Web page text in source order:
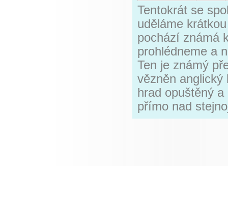
Tentokrát se
uděláme
pochází známá
prohlédneme a
Ten je známý
vězněn
hrad opuštěný
přímo nad